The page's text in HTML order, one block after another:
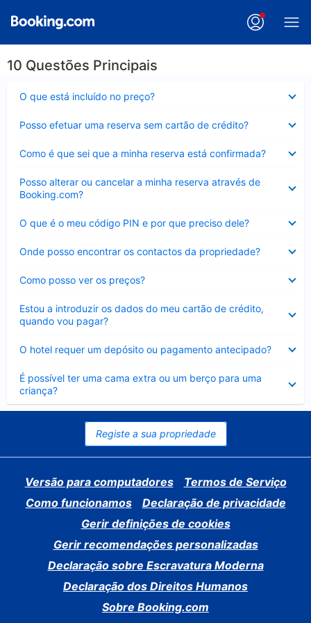
10 Questões Principais
O que está incluído no preço?
fechado
Posso efetuar uma reserva sem cartão de crédito?
fechado
Como é que sei que a minha reserva está confirmada?
fechado
Posso alterar ou cancelar a minha reserva através de
Booking.com?
fechado
O que é o meu código PIN e por que preciso dele?
fechado
Onde posso encontrar os contactos da propriedade?
fechado
Como posso ver os preços?
fechado
Estou a introduzir os dados do meu cartão de crédito,
quando vou pagar?
fechado
O hotel requer um depósito ou pagamento antecipado?
fechado
É possível ter uma cama extra ou um berço para uma
criança?
Elemento
fechado
Registe a sua propriedade
Versão para computadores
Termos de Serviço
Como funcionamos
Declaração de privacidade
Gerir definições de cookies
Gerir recomendações personalizadas
Declaração sobre Escravatura Moderna
Declaração dos Direitos Humanos
Sobre Booking.com